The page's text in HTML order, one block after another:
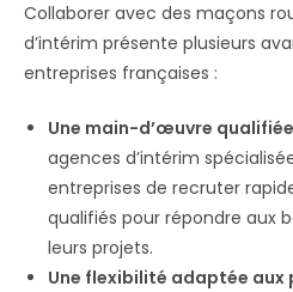
Collaborer avec des maçons
d’intérim présente plusieurs
entreprises françaises :
Une main-d’œuvre
agences d’intérim
entreprises de recruter
qualifiés pour répondre aux
leurs projets.
Une flexibilité adaptée aux